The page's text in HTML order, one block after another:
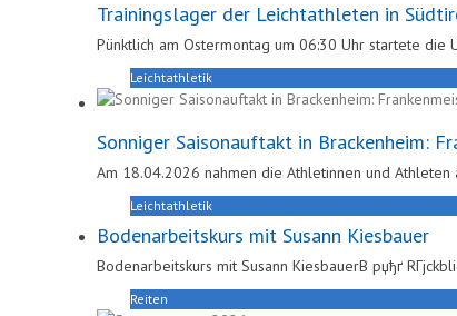
Trainingslager der Leichtathleten in
Pünktlich am Ostermontag um 06:30 Uhr startete die
Leichtathletik
Sonniger Saisonauftakt in Brackenheim:
Am 18.04.2026 nahmen die Athletinnen und
Leichtathletik
Bodenarbeitskurs mit Susann Kiesbauer
Bodenarbeitskurs mit Susann KiesbauerВ рџђґ
Reiten